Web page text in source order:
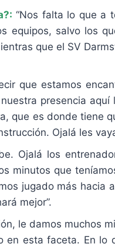
“Nos falta lo que a
equipos, salvo los
que el SV
que estamos
presencia
que es donde
Ojalá les
Ojalá los
minutos que
jugado más
mejor”.
le damos muchos
esta faceta. En